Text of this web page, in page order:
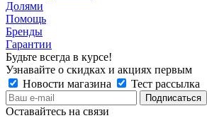
Долями
Помощь
Бренды
Гарантии
Будьте всегда в курсе!
Узнавайте о скидках и акциях первым
Новости магазина
Тест рассылка
Оставайтесь на связи